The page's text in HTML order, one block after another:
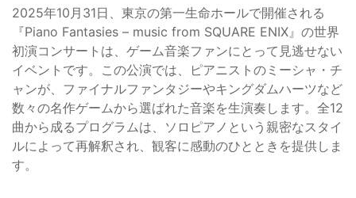
2025年10月31日、東京の第一生命ホールで開催される
『Piano Fantasies – music from SQUARE ENIX』の世界
初演コンサートは、ゲーム音楽ファンにとって見逃せない
イベントです。この公演では、ピアニストのミーシャ・チ
ャンが、ファイナルファンタジーやキングダムハーツなど
数々の名作ゲームから選ばれた音楽を生演奏します。全12
曲から成るプログラムは、ソロピアノという親密なスタイ
ルによって再解釈され、観客に感動のひとときを提供しま
す。